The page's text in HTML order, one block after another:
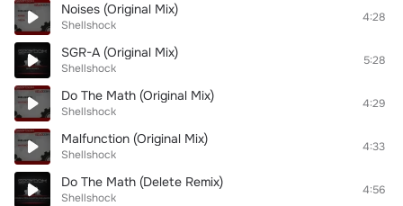
Noises (Original Mix)
Shellshock
4:28
SGR-A (Original Mix)
Shellshock
5:28
Do The Math (Original Mix)
Shellshock
4:29
Malfunction (Original Mix)
Shellshock
4:33
Do The Math (Delete Remix)
Shellshock
4:56